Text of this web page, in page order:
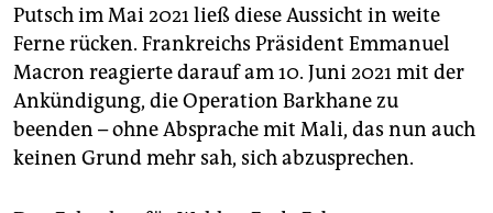
Putsch im Mai 2021 ließ diese Aussicht in weite
Ferne rücken. Frankreichs Präsident Emmanuel
Macron reagierte darauf am 10. Juni 2021 mit der
Ankündigung, die Operation Barkhane zu
beenden – ohne Absprache mit Mali, das nun auch
keinen Grund mehr sah, sich abzusprechen.